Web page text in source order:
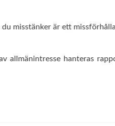
misstänker är ett
allmänintresse hanteras